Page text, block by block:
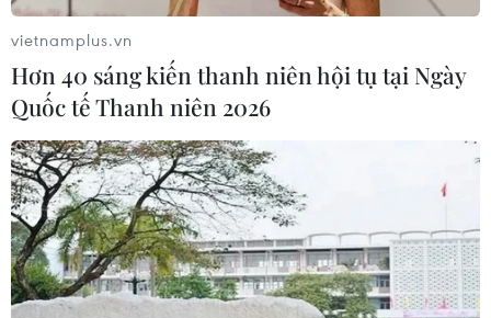
chuyển hơn 210kg vật liệu nổ
08/08/2026 01:59
Cần Thơ: Khởi tố 19 bị can trong vụ
dàn cảnh cướp giật tại Tân Huê Viên
08/08/2026 01:33
TP Hồ Chí Minh: Bắt khẩn cấp bảo
vietnamplus.vn
Hơn 40 sáng kiến thanh niên hội tụ tại Ngày
Quốc tế Thanh niên 2026